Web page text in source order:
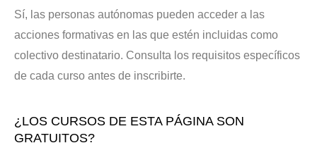
Sí, las personas autónomas pueden acceder a las
acciones formativas en las que estén incluidas como
colectivo destinatario. Consulta los requisitos específicos
de cada curso antes de inscribirte.
¿LOS CURSOS DE ESTA PÁGINA SON
GRATUITOS?